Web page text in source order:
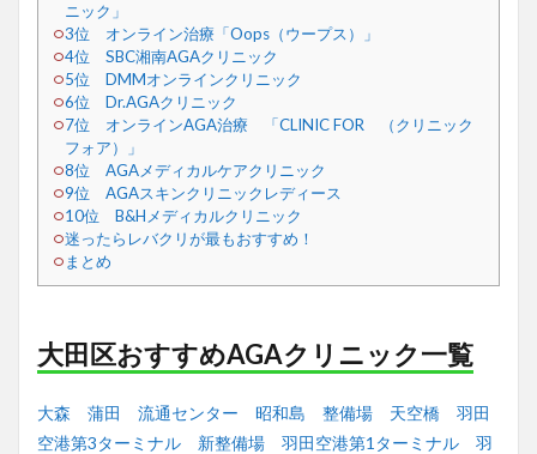
ニック」
3位 オンライン治療「Oops（ウープス）」
4位 SBC湘南AGAクリニック
5位 DMMオンラインクリニック
6位 Dr.AGAクリニック
7位 オンラインAGA治療 「CLINIC FOR （クリニック
フォア）」
8位 AGAメディカルケアクリニック
9位 AGAスキンクリニックレディース
10位 B&Hメディカルクリニック
迷ったらレバクリが最もおすすめ！
まとめ
大田区おすすめAGAクリニック一覧
大森 蒲田 流通センター 昭和島 整備場 天空橋
羽田
空港第3ターミナル
新整備場 羽田空港第1ターミナル
羽